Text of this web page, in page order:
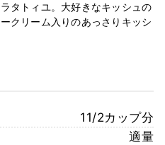
タトィユ。大好きなキッシュの
クリーム入りのあっさりキッシ
11/2カップ分
適量